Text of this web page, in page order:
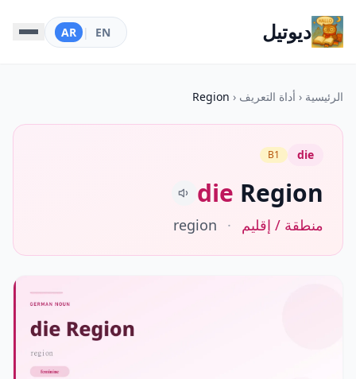
ديوتيل EN
|
AR
الرئيسية ‹ أداة التعريف ‹
Region
die
B1
die Region
منطقة / إقليم ·
region